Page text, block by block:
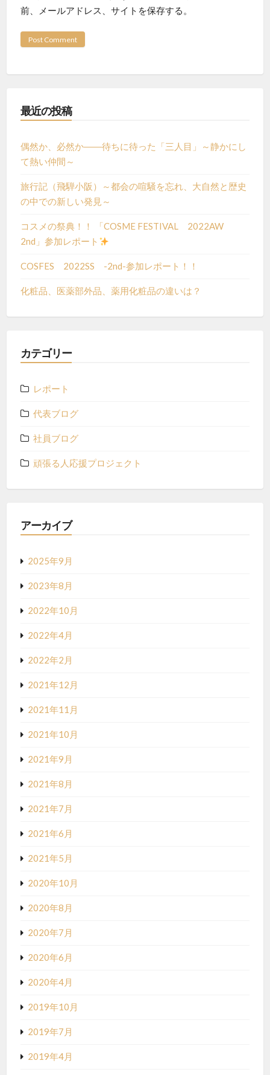
前、メールアドレス、サイトを保存する。
最近の投稿
偶然か、必然か――待ちに待った「三人目」～静かにし
て熱い仲間～
旅行記（飛騨小阪）～都会の喧騒を忘れ、大自然と歴史
の中での新しい発見～
コスメの祭典！！ 「COSME FESTIVAL 2022AW
2nd」参加レポート
COSFES 2022SS -2nd-参加レポート！！
化粧品、医薬部外品、薬用化粧品の違いは？
カテゴリー
レポート
代表ブログ
社員ブログ
頑張る人応援プロジェクト
アーカイブ
2025年9月
2023年8月
2022年10月
2022年4月
2022年2月
2021年12月
2021年11月
2021年10月
2021年9月
2021年8月
2021年7月
2021年6月
2021年5月
2020年10月
2020年8月
2020年7月
2020年6月
2020年4月
2019年10月
2019年7月
2019年4月